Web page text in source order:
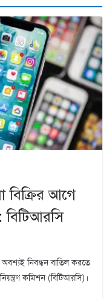
বিক্রির আগে
বিটিআরসি
অবশ্যই নিবন্ধন বাতিল করতে
কমিশন (বিটিআরসি)।